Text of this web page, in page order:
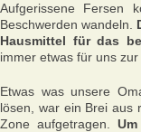
Aufgerissene Fersen
Beschwerden wandeln.
Hausmittel für das
immer etwas für uns zur
Etwas was unsere
lösen, war ein Brei aus
Zone aufgetragen.